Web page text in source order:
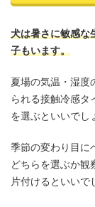
犬は暑さに敏感な
子もいます。
夏場の気温・湿度
られる接触冷感タ
を選ぶといいでし
季節の変わり目に
どちらを選ぶか観
片付けるといいで